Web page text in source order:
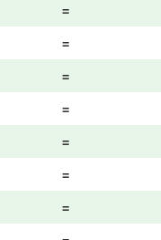
=
=
=
=
=
=
=